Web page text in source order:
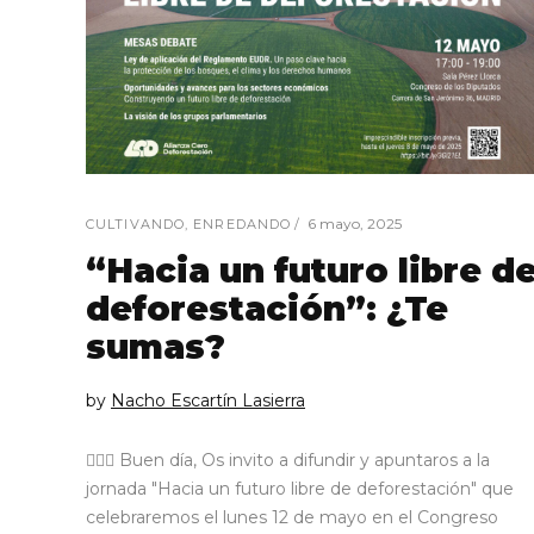
CULTIVANDO, ENREDANDO 6 mayo, 2025
“Hacia un futuro libre
deforestación”: ¿Te
sumas?
by Nacho Escartín Lasierra
🙋🏼‍♂️ Buen día, Os invito a difundir y apuntaros a la
jornada "Hacia un futuro libre de deforestación" que
celebraremos el lunes 12 de mayo en el Congreso